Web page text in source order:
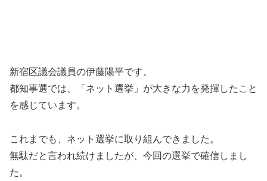
新宿区議会議員の伊藤陽平です。
都知事選では、「ネット選挙」が大きな力を発揮したこと
を感じています。
これまでも、ネット選挙に取り組んできました。
無駄だと言われ続けましたが、今回の選挙で確信しまし
た。